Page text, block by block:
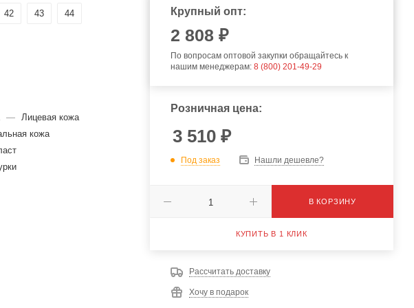
42 43 44
—
Лицевая кожа
кожа
Крупный опт:
2 808 ₽
По вопросам оптовой закупки обращайтесь к
нашим менеджерам: 8 (800) 201-49-29
Розничная цена:
3 510₽
Под заказ Нашли дешевле?
В КОРЗИНУ
КУПИТЬ В 1 КЛИК
Рассчитать доставку
Хочу в подарок